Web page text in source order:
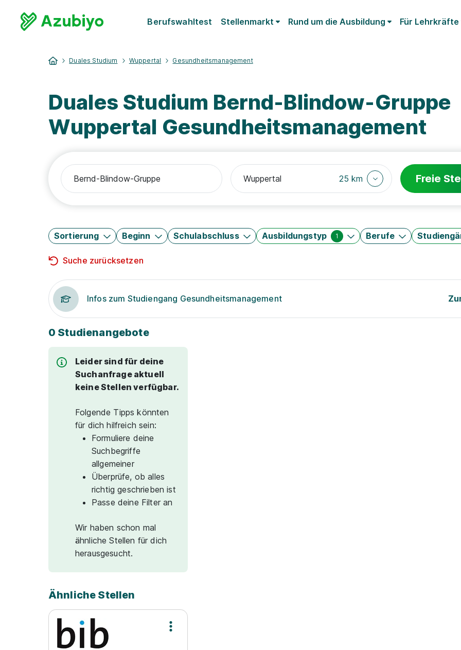
Berufswahltest Stellenmarkt Rund um die Ausbildung Für Lehrkräfte
Duales Studium Wuppertal Gesundheitsmanagement
Duales Studium Bernd-Blindow-Gruppe
Wuppertal Gesundheitsmanagement
25 km Freie
Sortierung Beginn Schulabschluss Ausbildungstyp 1 Berufe
Suche zurücksetzen
Infos zum Studiengang Gesundheitsmanagement
0 Studienangebote
Leider sind für deine
Suchanfrage aktuell
keine Stellen verfügbar.
Folgende Tipps könnten
für dich hilfreich sein:
Formuliere deine
Suchbegriffe
allgemeiner
Überprüfe, ob alles
richtig geschrieben ist
Passe deine Filter an
Wir haben schon mal
ähnliche Stellen für dich
herausgesucht.
Ähnliche Stellen